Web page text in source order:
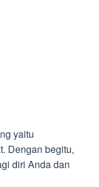
yaitu
Dengan begitu,
diri Anda dan